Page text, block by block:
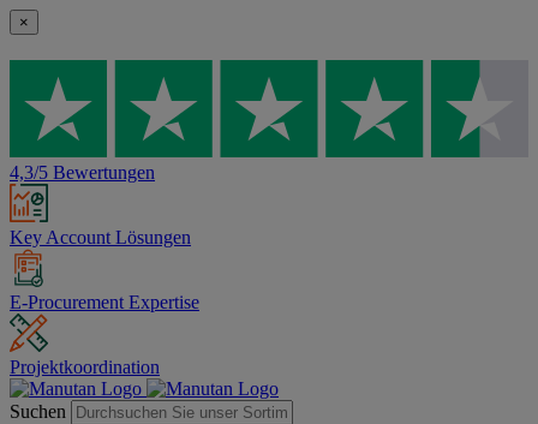
×
4,3/5 Bewertungen
Key Account Lösungen
E-Procurement Expertise
Projektkoordination
Suchen